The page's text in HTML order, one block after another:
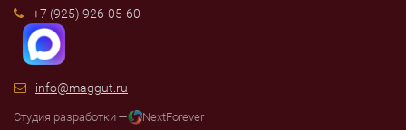
+7 (925) 926-05-60
info@maggut.ru
Студия разработки — NextForever